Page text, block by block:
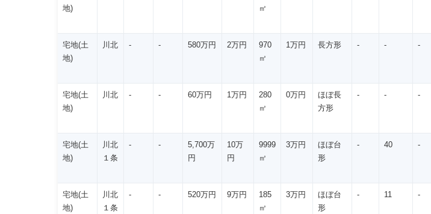
地)
㎡
宅地(土
地)
川北 - - 580万円 2万円
970
㎡
1万円 長方形 - - -
宅地(土
地)
川北 - - 60万円 1万円
280
㎡
0万円
ほぼ長
方形
- - -
宅地(土
地)
川北
１条
- -
5,700万
円
10万
円
9999
㎡
3万円
ほぼ台
形
- 40 -
宅地(土
地)
川北
１条
- - 520万円 9万円
185
㎡
3万円
ほぼ台
形
- 11 -